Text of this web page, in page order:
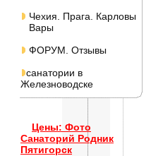
Чехия. Прага. Карловы
Вары
ФОРУМ. Отзывы
санатории в
Железноводске
Цены: Фото
Санаторий Родник
Пятигорск